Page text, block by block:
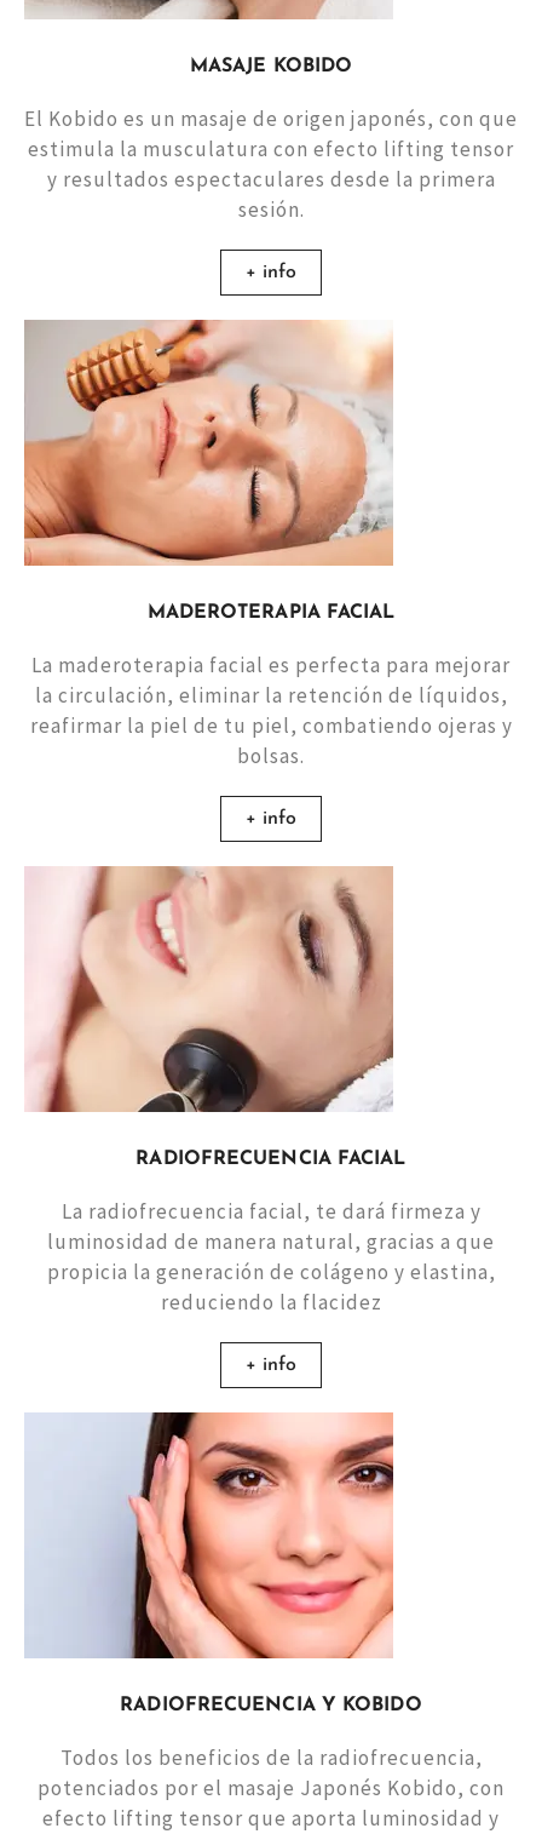
MASAJE KOBIDO
El Kobido es un masaje de origen japonés, con que
estimula la musculatura con efecto lifting tensor
y resultados espectaculares desde la primera
sesión.
+ info
MADEROTERAPIA FACIAL
La maderoterapia facial es perfecta para mejorar
la circulación, eliminar la retención de líquidos,
reafirmar la piel de tu piel, combatiendo ojeras y
bolsas.
+ info
RADIOFRECUENCIA FACIAL
La radiofrecuencia facial, te dará firmeza y
luminosidad de manera natural, gracias a que
propicia la generación de colágeno y elastina,
reduciendo la flacidez
+ info
RADIOFRECUENCIA Y KOBIDO
Todos los beneficios de la radiofrecuencia,
potenciados por el masaje Japonés Kobido, con
efecto lifting tensor que aporta luminosidad y